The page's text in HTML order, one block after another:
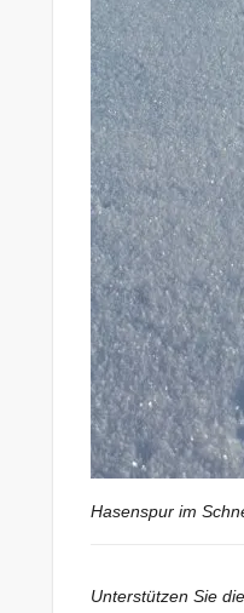
Hasenspur im
Unterstützen Sie